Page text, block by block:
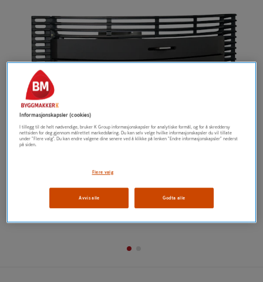
Tidligere
Informasjonskapsler (cookies)
I tillegg til de helt nødvendige, bruker K Group informasjonskapsler for analytiske formål, og for å skreddersy
nettsiden for deg gjennom målrettet markedsføring. Du kan selv velge hvilke informasjonskapsler du vil tillate
under "Flere valg". Du kan endre valgene dine senere ved å klikke på lenken "Endre informasjonskapsler" nederst
på siden.
Flere valg
Avvis alle Godta alle